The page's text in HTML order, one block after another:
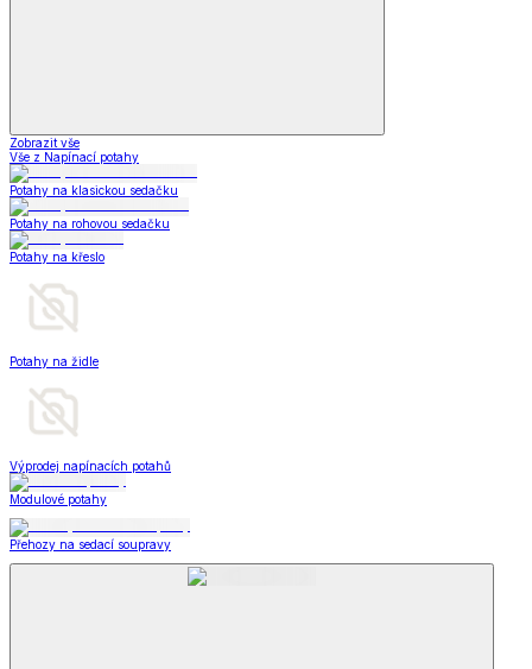
Zobrazit vše
Vše z Napínací potahy
Potahy na klasickou sedačku
Potahy na rohovou sedačku
Potahy na křeslo
Potahy na židle
Výprodej napínacích potahů
Modulové potahy
Přehozy na sedací soupravy